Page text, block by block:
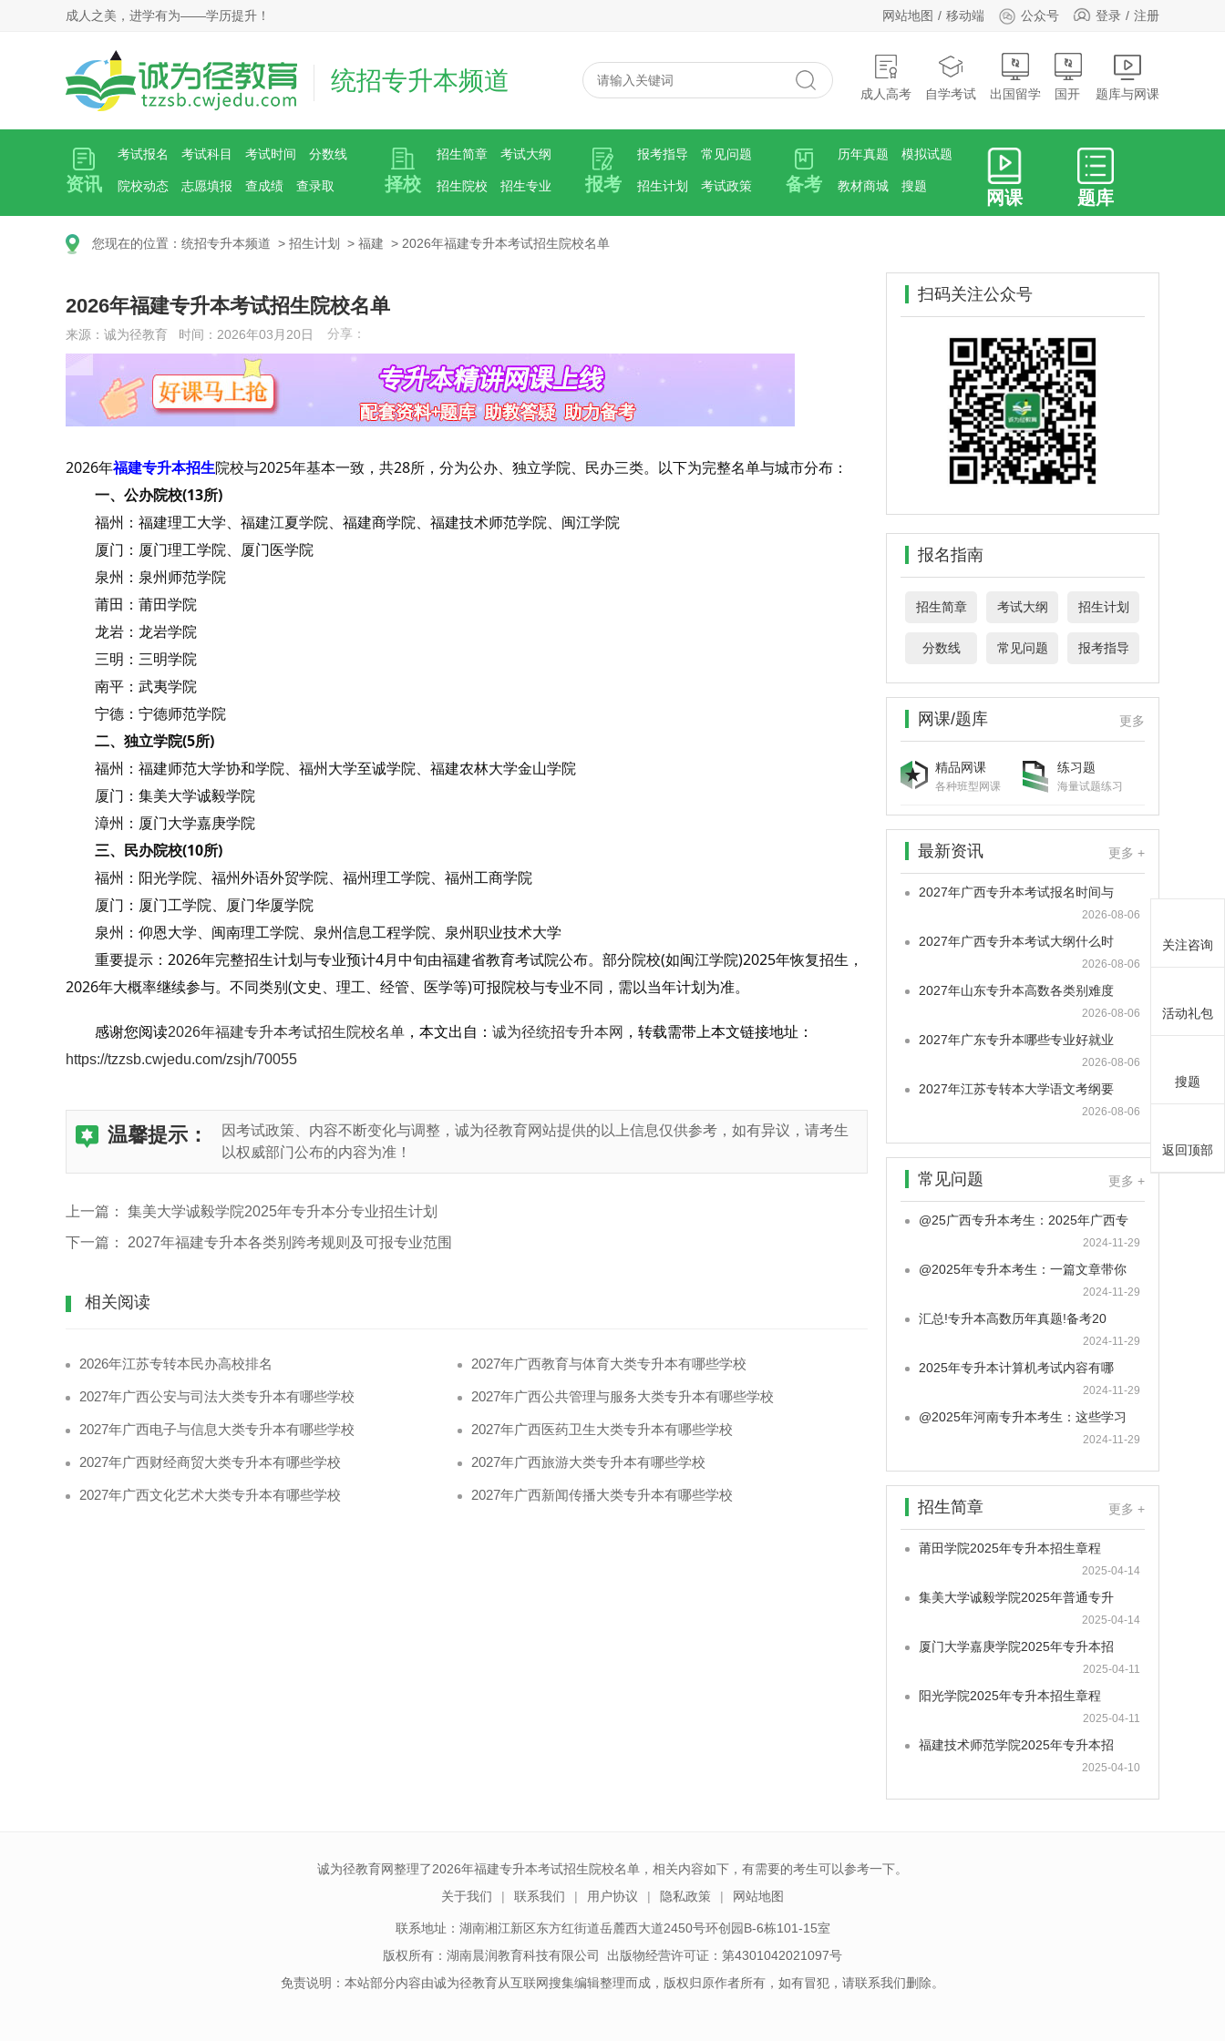
成人之美，进学有为——学历提升！ 网站地图 移动端 公众号 登录 注册
统招专升本频道 成人高考 自学考试 出国留学 国开 题库与网课
资讯
考试报名 考试科目 考试时间 分数线
院校动态 志愿填报 查成绩 查录取 择校
招生简章 考试大纲
招生院校 招生专业 报考
报考指导 常见问题
招生计划 考试政策 备考
历年真题 模拟试题
教材商城 搜题
网课 题库
您现在的位置： 统招专升本频道 > 招生计划 > 福建 > 2026年福建专升本考试招生院校名单
2026年福建专升本考试招生院校名单
来源：诚为径教育 时间：2026年03月20日 分享：
2026年福建专升本招生院校与2025年基本一致，共28所，分为公办、独立学院、民办三类。以下为完整名单与城市分布：
一、公办院校(13所)
福州：福建理工大学、福建江夏学院、福建商学院、福建技术师范学院、闽江学院
厦门：厦门理工学院、厦门医学院
泉州：泉州师范学院
莆田：莆田学院
龙岩：龙岩学院
三明：三明学院
南平：武夷学院
宁德：宁德师范学院
二、独立学院(5所)
福州：福建师范大学协和学院、福州大学至诚学院、福建农林大学金山学院
厦门：集美大学诚毅学院
漳州：厦门大学嘉庚学院
三、民办院校(10所)
福州：阳光学院、福州外语外贸学院、福州理工学院、福州工商学院
厦门：厦门工学院、厦门华厦学院
泉州：仰恩大学、闽南理工学院、泉州信息工程学院、泉州职业技术大学
重要提示：2026年完整招生计划与专业预计4月中旬由福建省教育考试院公布。部分院校(如闽江学院)2025年恢复招生，
2026年大概率继续参与。不同类别(文史、理工、经管、医学等)可报院校与专业不同，需以当年计划为准。
感谢您阅读2026年福建专升本考试招生院校名单 ，本文出自： 诚为径统招专升本网 ，转载需带上本文链接地址：
https://tzzsb.cwjedu.com/zsjh/70055
温馨提示：
因考试政策、内容不断变化与调整，诚为径教育网站提供的以上信息仅供参考，如有异议，请考生
以权威部门公布的内容为准！
上一篇： 集美大学诚毅学院2025年专升本分专业招生计划
下一篇： 2027年福建专升本各类别跨考规则及可报专业范围
相关阅读
2026年江苏专转本民办高校排名 2027年广西教育与体育大类专升本有哪些学校
2027年广西公安与司法大类专升本有哪些学校 2027年广西公共管理与服务大类专升本有哪些学校
2027年广西电子与信息大类专升本有哪些学校 2027年广西医药卫生大类专升本有哪些学校
2027年广西财经商贸大类专升本有哪些学校 2027年广西旅游大类专升本有哪些学校
2027年广西文化艺术大类专升本有哪些学校 2027年广西新闻传播大类专升本有哪些学校
扫码关注公众号
报名指南
招生简章 考试大纲 招生计划
分数线 常见问题 报考指导
网课/题库 更多
精品网课
各种班型网课
练习题
海量试题练习
最新资讯 更多 +
2027年广西专升本考试报名时间与
2026-08-06
2027年广西专升本考试大纲什么时
2026-08-06
2027年山东专升本高数各类别难度
2026-08-06
2027年广东专升本哪些专业好就业
2026-08-06
2027年江苏专转本大学语文考纲要
2026-08-06
常见问题 更多 +
@25广西专升本考生：2025年广西专
2024-11-29
@2025年专升本考生：一篇文章带你
2024-11-29
汇总!专升本高数历年真题!备考20
2024-11-29
2025年专升本计算机考试内容有哪
2024-11-29
@2025年河南专升本考生：这些学习
2024-11-29
招生简章 更多 +
莆田学院2025年专升本招生章程
2025-04-14
集美大学诚毅学院2025年普通专升
2025-04-14
厦门大学嘉庚学院2025年专升本招
2025-04-11
阳光学院2025年专升本招生章程
2025-04-11
福建技术师范学院2025年专升本招
2025-04-10
诚为径教育网整理了2026年福建专升本考试招生院校名单，相关内容如下，有需要的考生可以参考一下。
关于我们
联系我们 用户协议 隐私政策 网站地图
联系地址：湖南湘江新区东方红街道岳麓西大道2450号环创园B-6栋101-15室
版权所有：湖南晨润教育科技有限公司 出版物经营许可证：第4301042021097号
免责说明：本站部分内容由诚为径教育从互联网搜集编辑整理而成，版权归原作者所有，如有冒犯，请联系我们删除。
关注咨询
活动礼包
搜题
返回顶部